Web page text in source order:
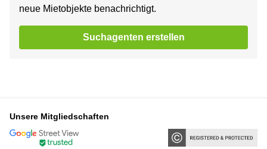
neue Mietobjekte benachrichtigt.
Suchagenten erstellen
Unsere Mitgliedschaften